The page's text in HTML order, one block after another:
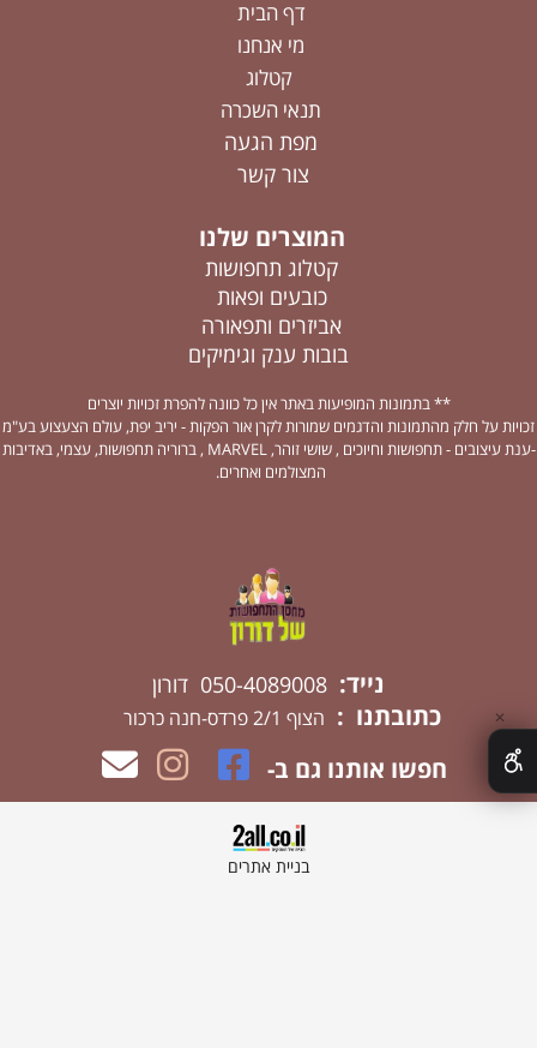
דף הבית
מי אנחנו
קטלוג
תנאי השכרה
מפת הגעה
צור קשר
המוצרים שלנו
קטלוג תחפושות
כובעים ופאות
אביזרים ותפאורה
בובות ענק וגימיקים
** בתמונות המופיעות באתר אין כל כוונה להפרת זכויות יוצרים
זכויות על חלק מהתמונות והדגמים שמורות לקרן אור הפקות - יריב יפת, עולם הצעצוע בע"מ
-ענת עיצובים - תחפושות וחיוכים , שושי זוהר, MARVEL , ברוריה תחפושות, עצמי, באדיבות
המצולמים ואחרים.
נייד: 050-4089008 דורון
כתובתנו : הצוף 2/1 פרדס-חנה כרכור
חפשו אותנו גם ב-
בניית אתרים
✕